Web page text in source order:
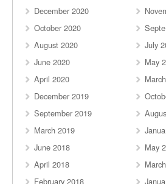
December 2020
October 2020
August 2020
July
June 2020
May
April 2020
December 2019
September 2019
March 2019
June 2018
May
April 2018
February 2018